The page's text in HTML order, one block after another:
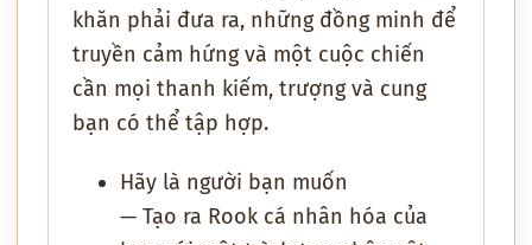
khăn phải đưa ra, những đồng minh để
truyền cảm hứng và một cuộc chiến
cần mọi thanh kiếm, trượng và cung
bạn có thể tập hợp.
Hãy là người bạn muốn
— Tạo ra Rook cá nhân hóa của